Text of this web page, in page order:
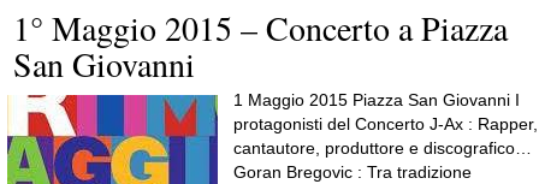
1° Maggio 2015 – Concerto a Piazza
San Giovanni
1 Maggio 2015 Piazza San Giovanni I
protagonisti del Concerto J-Ax : Rapper,
cantautore, produttore e discografico…
Goran Bregovic : Tra tradizione